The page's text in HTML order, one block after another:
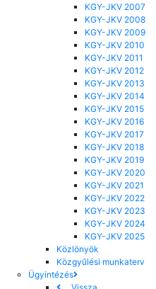
KGY-JKV 2007
KGY-JKV 2008
KGY-JKV 2009
KGY-JKV 2010
KGY-JKV 2011
KGY-JKV 2012
KGY-JKV 2013
KGY-JKV 2014
KGY-JKV 2015
KGY-JKV 2016
KGY-JKV 2017
KGY-JKV 2018
KGY-JKV 2019
KGY-JKV 2020
KGY-JKV 2021
KGY-JKV 2022
KGY-JKV 2023
KGY-JKV 2024
KGY-JKV 2025
Közlönyök
Közgyűlési munkaterv
Ügyintézés